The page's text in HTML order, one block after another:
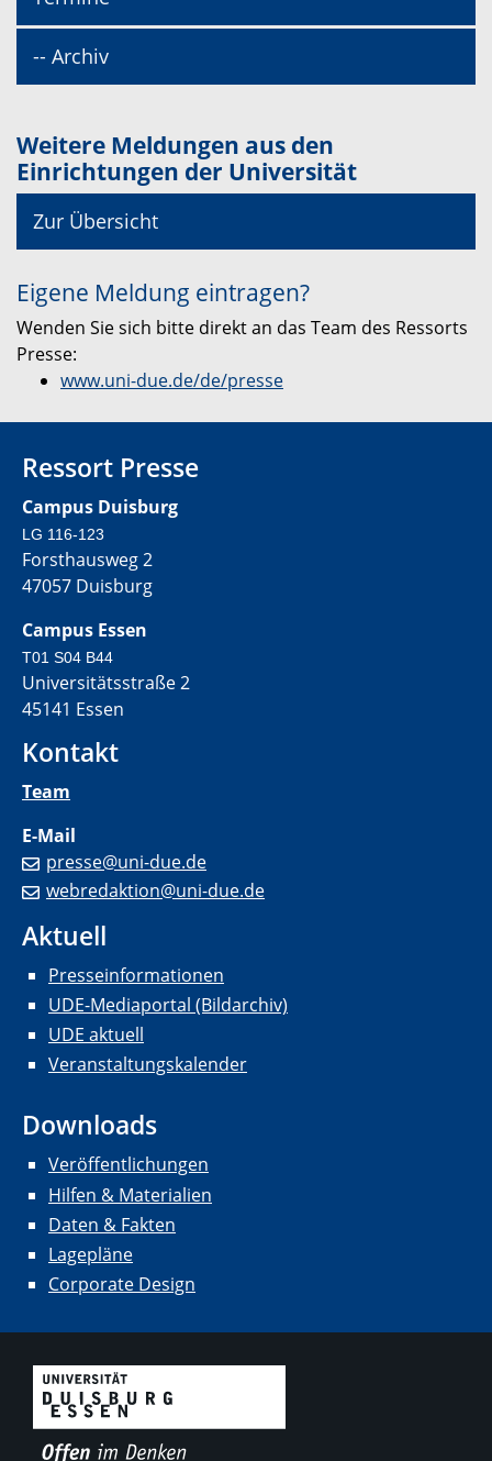
-- Archiv
Weitere Meldungen aus den
Einrichtungen der Universität
Zur Übersicht
Eigene Meldung eintragen?
Wenden Sie sich bitte direkt an das Team des Ressorts
Presse:
www.uni-due.de/de/presse
Ressort Presse
Campus Duisburg
LG 116-123
Forsthausweg 2
47057 Duisburg
Campus Essen
T01 S04 B44
Universitätsstraße 2
45141 Essen
Kontakt
Team
E-Mail
presse@uni-due.de
webredaktion@uni-due.de
Aktuell
Presseinformationen
UDE-Mediaportal (Bildarchiv)
UDE aktuell
Veranstaltungskalender
Downloads
Veröffentlichungen
Hilfen & Materialien
Daten & Fakten
Lagepläne
Corporate Design